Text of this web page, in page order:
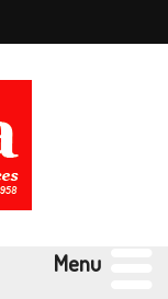
Menu